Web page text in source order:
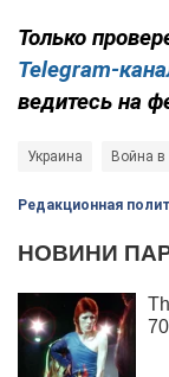
Только
Telegram-
ведитесь на
Украина Война в
Редакционная